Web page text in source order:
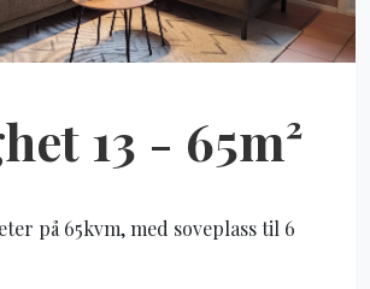
13 - 65m²
på 65kvm, med soveplass til 6